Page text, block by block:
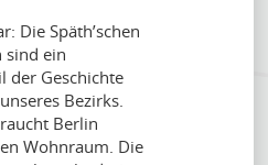
Die Späth’schen
sind ein
der Geschichte
Bezirks.
Berlin
Wohnraum. Die